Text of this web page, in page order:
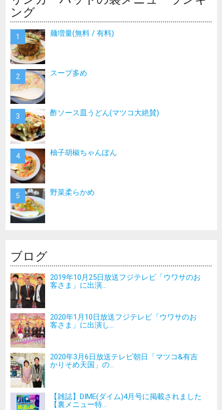
ング
麺増量(無料 / 有料)
スープ多め
酢ソース皿うどん(マツコ大絶賛)
柚子胡椒ちゃんぽん
野菜柔らかめ
ブログ
2019年10月25日放送フジテレビ「ウワサのお
客さま」に出演...
2020年1月10日放送フジテレビ「ウワサのお
客さま」に出演し...
2020年3月6日放送テレビ朝日「マツコ&有吉
かりそめ天国」の...
【雑誌】DIME(ダイム)4月号に掲載されました
【裏メニュー特...